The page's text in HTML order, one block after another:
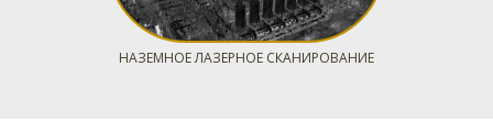
НАЗЕМНОЕ ЛАЗЕРНОЕ СКАНИРОВАНИЕ